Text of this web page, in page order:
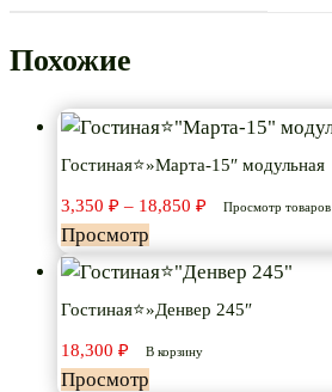
Похожие
Гостиная⭐»Марта-15″ модульная
3,350 ₽ – 18,850 ₽ цен:
18,850 ₽
Просмотр товаров
Просмотр
Гостиная⭐»Денвер 245″
18,300 ₽ В корзину
Просмотр